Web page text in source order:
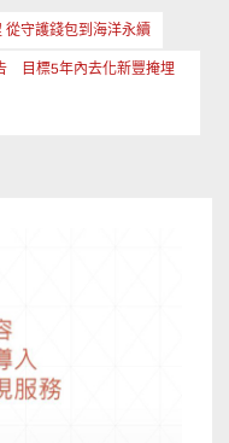
從守護錢包到海洋永續
目標5年內去化新豐掩埋